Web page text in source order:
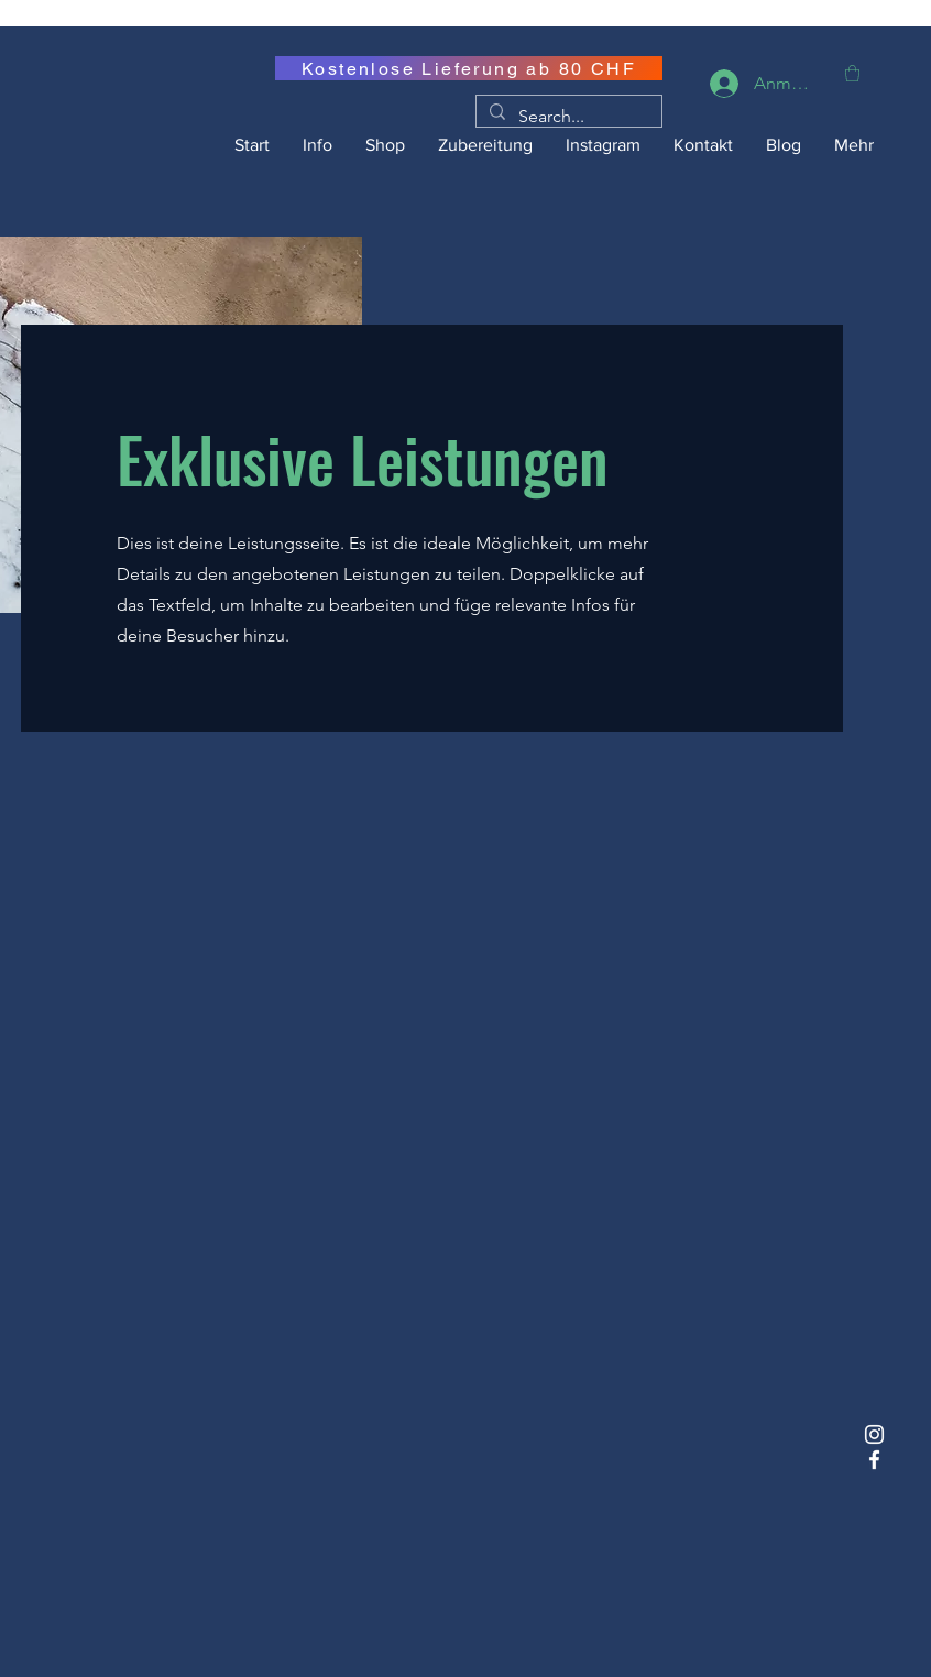
Anmelden
Start Info Shop Zubereitung Instagram Kontakt Blog Mehr
Kostenlose Lieferung ab 80 CHF
Exklusive Leistungen
Dies ist deine Leistungsseite. Es ist die ideale Möglichkeit, um mehr
Details zu den angebotenen Leistungen zu teilen. Doppelklicke auf
das Textfeld, um Inhalte zu bearbeiten und füge relevante Infos für
deine Besucher hinzu.